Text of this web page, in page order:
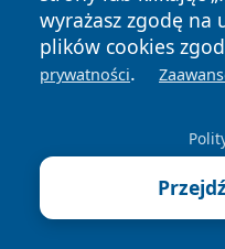
wyrażasz zgodę na
plików cookies
prywatności.